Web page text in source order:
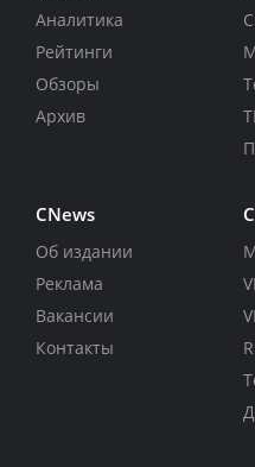
Аналитика
Рейтинги
Обзоры
Архив
CNews
Об издании
Реклама
Вакансии
Контакты